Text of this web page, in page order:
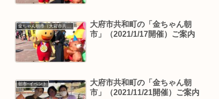
金ちゃん朝市（大府市共和町）
大府市共和町の「金ちゃん朝
市」（2021/1/17開催）ご案内
朝市･イベント
大府市共和町の「金ちゃん朝
市」（2021/11/21開催）ご案内